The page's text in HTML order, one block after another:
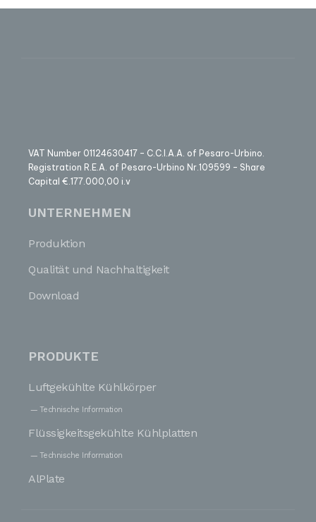
VAT Number 01124630417 – C.C.I.A.A. of Pesaro-Urbino.
Registration R.E.A. of Pesaro-Urbino Nr.109599 – Share
Capital €.177.000,00 i.v
UNTERNEHMEN
Produktion
Qualität und Nachhaltigkeit
Download
PRODUKTE
Luftgekühlte Kühlkörper
Technische Information
Flüssigkeitsgekühlte Kühlplatten
Technische Information
AlPlate